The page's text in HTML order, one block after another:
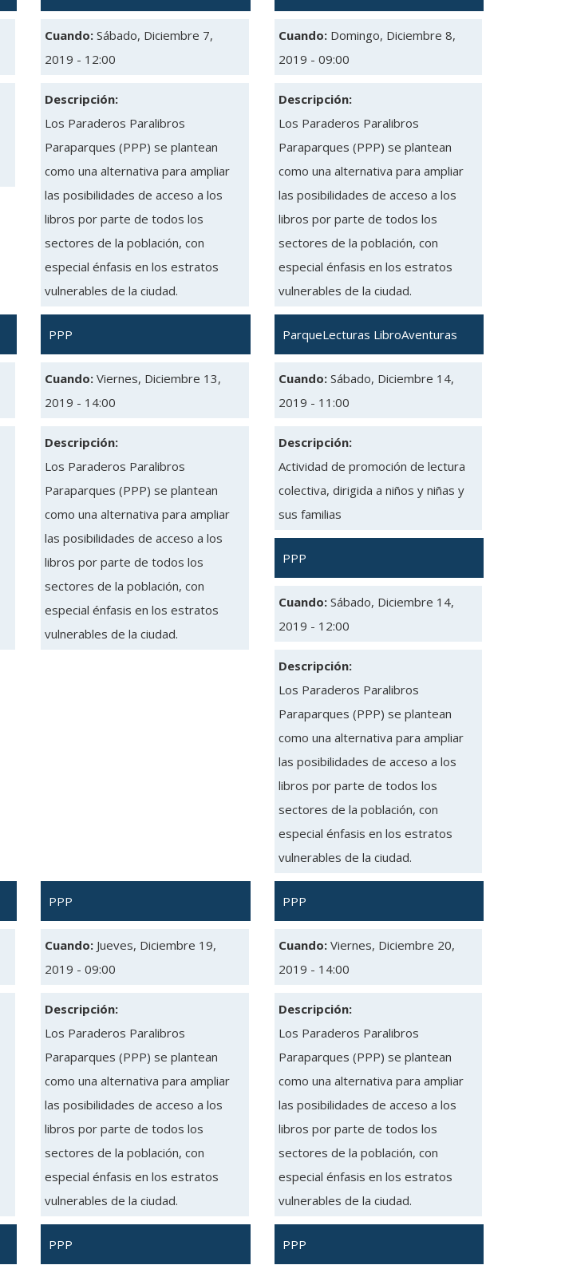
Cuando: Sábado, Diciembre 7,
2019 - 12:00
Descripción:
Los Paraderos Paralibros
Paraparques (PPP) se plantean
como una alternativa para ampliar
las posibilidades de acceso a los
libros por parte de todos los
sectores de la población, con
especial énfasis en los estratos
vulnerables de la ciudad.
Cuando: Domingo, Diciembre 8,
2019 - 09:00
Descripción:
Los Paraderos Paralibros
Paraparques (PPP) se plantean
como una alternativa para ampliar
las posibilidades de acceso a los
libros por parte de todos los
sectores de la población, con
especial énfasis en los estratos
vulnerables de la ciudad.
PPP
Cuando: Viernes, Diciembre 13,
2019 - 14:00
Descripción:
Los Paraderos Paralibros
Paraparques (PPP) se plantean
como una alternativa para ampliar
las posibilidades de acceso a los
libros por parte de todos los
sectores de la población, con
especial énfasis en los estratos
vulnerables de la ciudad.
ParqueLecturas LibroAventuras
Cuando: Sábado, Diciembre 14,
2019 - 11:00
Descripción:
Actividad de promoción de lectura
colectiva, dirigida a niños y niñas y
sus familias
PPP
Cuando: Sábado, Diciembre 14,
2019 - 12:00
Descripción:
Los Paraderos Paralibros
Paraparques (PPP) se plantean
como una alternativa para ampliar
las posibilidades de acceso a los
libros por parte de todos los
sectores de la población, con
especial énfasis en los estratos
vulnerables de la ciudad.
PPP
Cuando: Jueves, Diciembre 19,
2019 - 09:00
Descripción:
Los Paraderos Paralibros
Paraparques (PPP) se plantean
como una alternativa para ampliar
las posibilidades de acceso a los
libros por parte de todos los
sectores de la población, con
especial énfasis en los estratos
vulnerables de la ciudad.
PPP
Cuando: Viernes, Diciembre 20,
2019 - 14:00
Descripción:
Los Paraderos Paralibros
Paraparques (PPP) se plantean
como una alternativa para ampliar
las posibilidades de acceso a los
libros por parte de todos los
sectores de la población, con
especial énfasis en los estratos
vulnerables de la ciudad.
PPP PPP